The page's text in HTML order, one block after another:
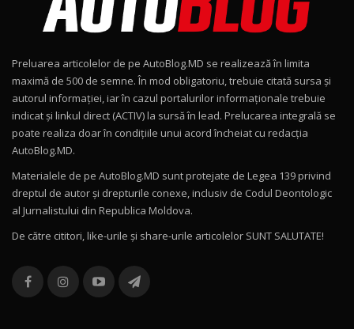
Noul Geely EX2 / Test Drive AutoBlog.MD
15:22
Mercedes-AMG E 53 HYBRID 4MATIC+ / Test
Drive AutoBlog.MD
16:27
11
Noul Volvo ES90 / Test Drive AutoBlog.MD
12
Noul MG HS / Test Drive AutoBlog.MD
16:48
13
combină aventura cu luxul / AutoBlog.MD
36:08
Preluarea articolelor de pe AutoBlog.MD se realizează în limita
maximă de 500 de semne. În mod obligatoriu, trebuie citată sursa și
autorul informației, iar în cazul portalurilor informaționale trebuie
indicat și linkul direct (ACTIV) la sursă în lead. Prelucarea integrală se
poate realiza doar în condițiile unui acord încheiat cu redacţia
AutoBlog.MD.
Materialele de pe AutoBlog.MD sunt protejate de Legea 139 privind
dreptul de autor și drepturile conexe, inclusiv de Codul Deontologic
al Jurnalistului din Republica Moldova.
De către cititori, like-urile şi share-urile articolelor SUNT SALUTATE!